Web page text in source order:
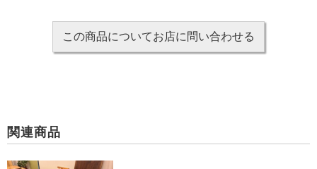
この商品についてお店に問い合わせる
関連商品